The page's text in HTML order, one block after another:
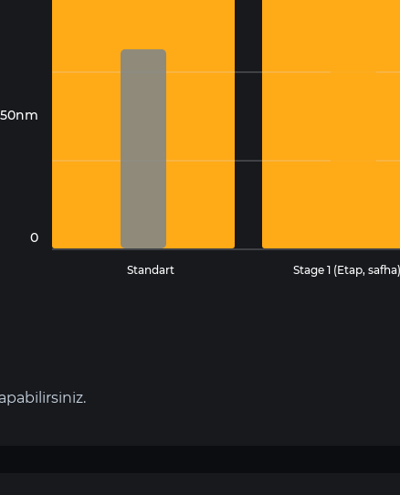
0
Standart Stage 1 (Etap, safha)